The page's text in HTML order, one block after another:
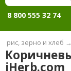
8 800 555 32 74
рис, зерно и хлеб →
iHerb.com